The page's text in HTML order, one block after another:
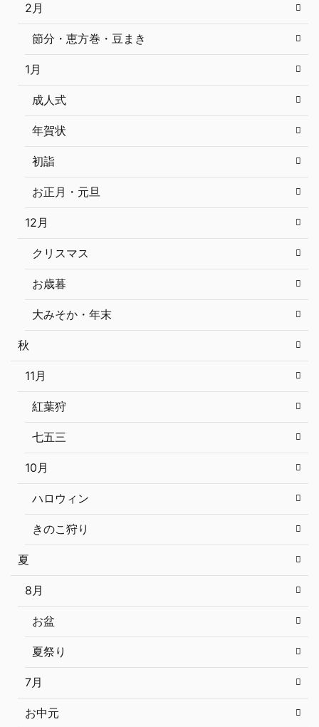
2月
節分・恵方巻・豆まき
1月
成人式
年賀状
初詣
お正月・元旦
12月
クリスマス
お歳暮
大みそか・年末
秋
11月
紅葉狩
七五三
10月
ハロウィン
きのこ狩り
夏
8月
お盆
夏祭り
7月
お中元